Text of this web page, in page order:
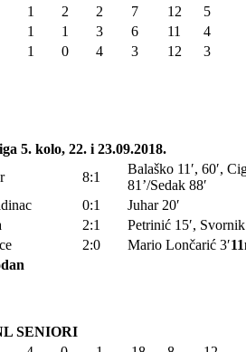
1 2 2 7 12
5
1 1 3 6 11
4
1 0 4 3 12 3
5. kolo, 22. i 23.09.2018.
8:1
Balaško 11′, 60′,
81’/Sedak 88′
0:1
Juhar 20′
2:1
Petrinić 15′,
2:0 Mario Lončarić 3′
SENIORI